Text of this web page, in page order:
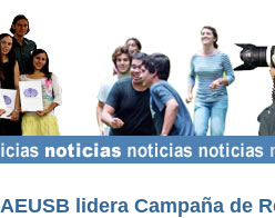
AEUSB lidera Campaña de